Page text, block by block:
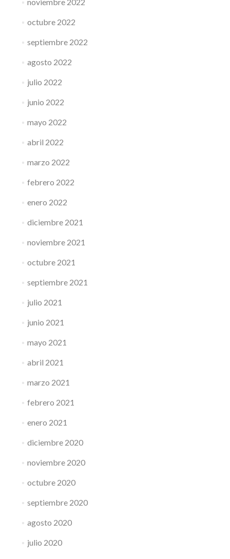
octubre 2022
septiembre 2022
agosto 2022
julio 2022
junio 2022
mayo 2022
abril 2022
marzo 2022
febrero 2022
enero 2022
diciembre 2021
noviembre 2021
octubre 2021
septiembre 2021
julio 2021
junio 2021
mayo 2021
abril 2021
marzo 2021
febrero 2021
enero 2021
diciembre 2020
noviembre 2020
octubre 2020
septiembre 2020
agosto 2020
julio 2020